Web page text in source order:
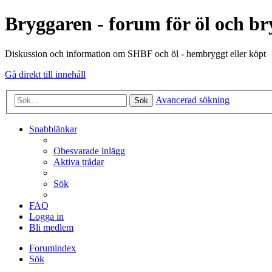
Bryggaren - forum för öl och
Diskussion och information om SHBF och öl - hembryggt eller köpt
Gå direkt till innehåll
Sök Avancerad sökning
Snabblänkar
Obesvarade inlägg
Aktiva trådar
Sök
FAQ
Logga in
Bli medlem
Forumindex
Sök